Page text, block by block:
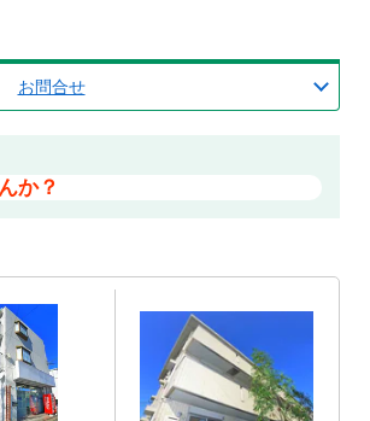
お問合せ
か？